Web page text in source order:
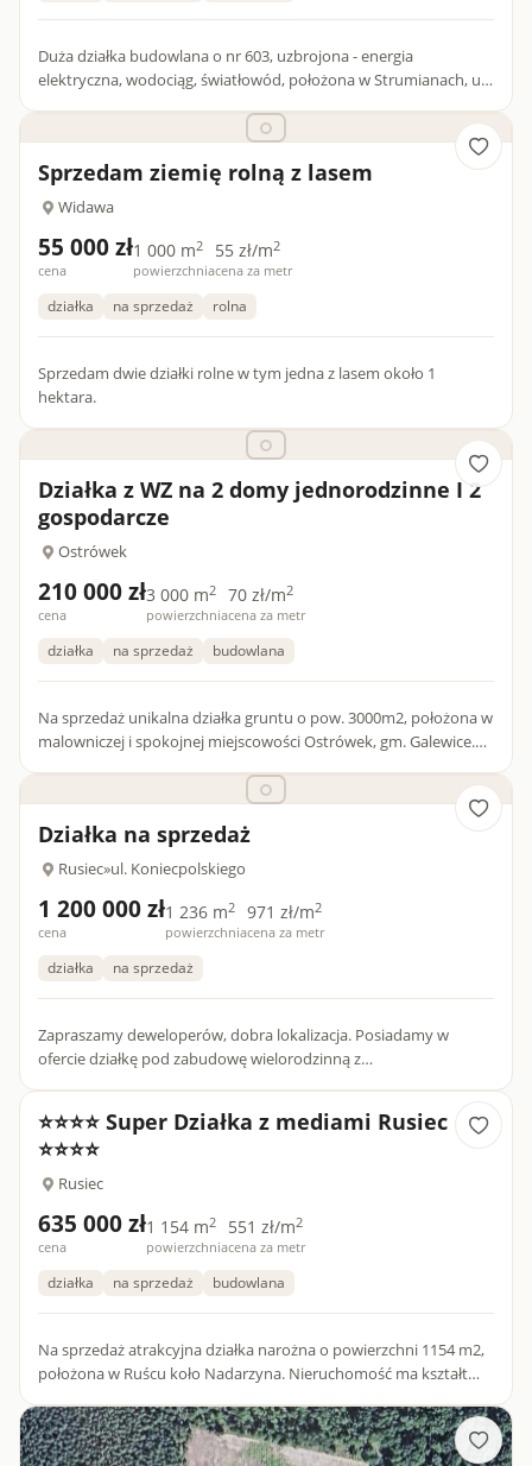
Duża działka budowlana o nr 603, uzbrojona - energia
elektryczna, wodociąg, światłowód, położona w Strumianach, ul.
Sprzedam ziemię rolną z lasem
Widawa
55 000 zł
cena
1 000 m2
powierzchnia
55 zł/m2
cena za metr
działka na sprzedaż rolna
Sprzedam dwie działki rolne w tym jedna z lasem około 1
hektara.
Działka z WZ na 2 domy jednorodzinne I 2
gospodarcze
Ostrówek
210 000 zł
cena
3 000 m2
powierzchnia
70 zł/m2
cena za metr
działka na sprzedaż budowlana
Na sprzedaż unikalna działka gruntu o pow. 3000m2, położona w
malowniczej i spokojnej miejscowości Ostrówek, gm. Galewice.
Działka na sprzedaż
Rusiec»ul. Koniecpolskiego
1 200 000 zł
cena
1 236 m2
powierzchnia
971 zł/m2
cena za metr
działka na sprzedaż
Zapraszamy deweloperów, dobra lokalizacja. Posiadamy w
ofercie działkę pod zabudowę wielorodzinną z
⭐⭐⭐⭐ Super Działka z mediami Rusiec
⭐⭐⭐⭐
Rusiec
635 000 zł
cena
1 154 m2
powierzchnia
551 zł/m2
cena za metr
działka na sprzedaż budowlana
Na sprzedaż atrakcyjna działka narożna o powierzchni 1154 m2,
położona w Ruścu koło Nadarzyna. Nieruchomość ma kształt
zapla...